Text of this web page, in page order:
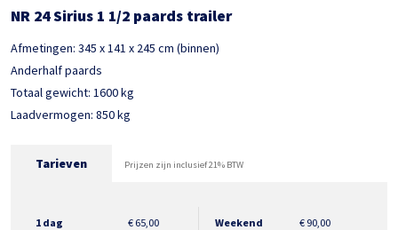
NR 24 Sirius 1 1/2 paards trailer
Afmetingen: 345 x 141 x 245 cm (binnen)
Anderhalf paards
Totaal gewicht: 1600 kg
Laadvermogen: 850 kg
Tarieven Prijzen zijn inclusief 21% BTW
1 dag €65,00 Weekend € 90,00